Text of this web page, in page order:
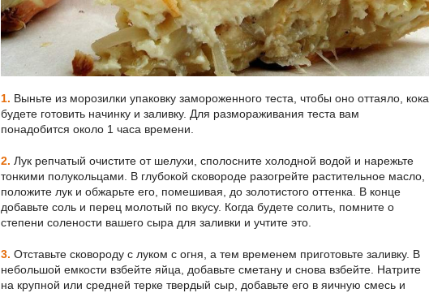
1. Выньте из морозилки упаковку замороженного теста, чтобы оно оттаяло, кока
будете готовить начинку и заливку. Для размораживания теста вам
понадобится около 1 часа времени.
2. Лук репчатый очистите от шелухи, сполосните холодной водой и нарежьте
тонкими полукольцами. В глубокой сковороде разогрейте растительное масло,
положите лук и обжарьте его, помешивая, до золотистого оттенка. В конце
добавьте соль и перец молотый по вкусу. Когда будете солить, помните о
степени солености вашего сыра для заливки и учтите это.
3. Отставьте сковороду с луком с огня, а тем временем приготовьте заливку. В
небольшой емкости взбейте яйца, добавьте сметану и снова взбейте. Натрите
на крупной или средней терке твердый сыр, добавьте его в яичную смесь и